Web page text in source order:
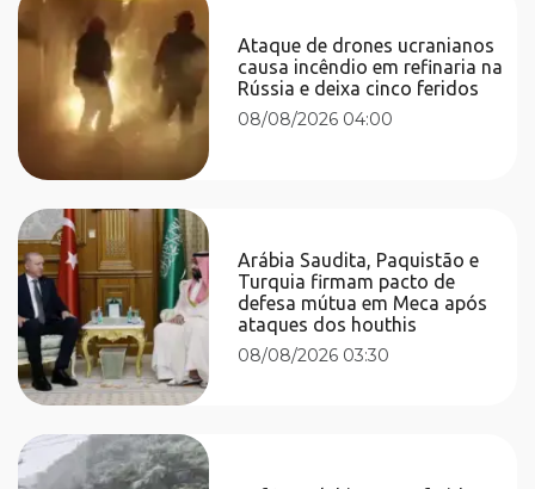
Ataque de drones ucranianos
causa incêndio em refinaria na
Rússia e deixa cinco feridos
08/08/2026 04:00
Arábia Saudita, Paquistão e
Turquia firmam pacto de
defesa mútua em Meca após
ataques dos houthis
08/08/2026 03:30